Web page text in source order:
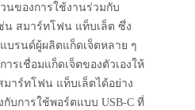
ของการใช้งานร่วมกับ
น สมาร์ทโฟน แท็บเล็ต ซึ่ง
บรนด์ผู้ผลิตแก็ดเจ็ตหลาย ๆ
รเชื่อมแก็ดเจ็ตของตัวเองให้
มาร์ทโฟน แท็บเล็ตได้อย่าง
กับการใช้พอร์ตแบบ USB-C ที่